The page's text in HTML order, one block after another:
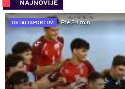
NAJNOVIJE
OSTALI SPORTOVI
Pre 24 min